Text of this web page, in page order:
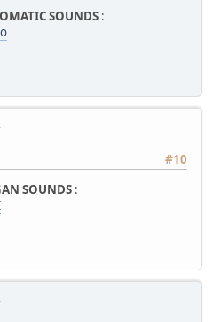
SOUNDS :
#10
SOUNDS :